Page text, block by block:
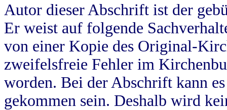
Autor dieser Abschrift ist der
Er weist auf folgende
von einer Kopie des Original-
zweifelsfreie Fehler im
worden. Bei der Abschrift kann
gekommen sein. Deshalb wird